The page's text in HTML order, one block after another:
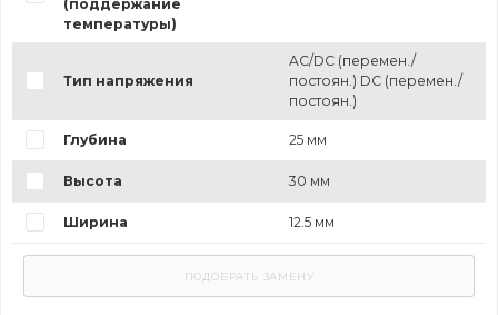
(поддержание
температуры)
Тип напряжения
AC/DC (перемен./
постоян.) DC (перемен./
постоян.)
Глубина 25 мм
Высота 30 мм
Ширина 12.5 мм